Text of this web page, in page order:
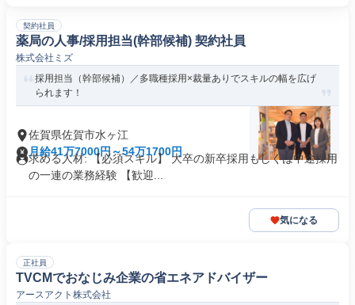
契約社員
薬局の人事/採用担当(幹部候補) 契約社員
株式会社ミズ
採用担当（幹部候補）／多職種採用×裁量ありでスキルの幅を広げ
られます！
佐賀県佐賀市水ヶ江
月給41万7000円～54万1700円
求める人材: 【必須スキル】 大卒の新卒採用もしくは中途採用
の一連の業務経験 【歓迎...
気になる
正社員
TVCMでおなじみ企業の省エネアドバイザー
アースアクト株式会社